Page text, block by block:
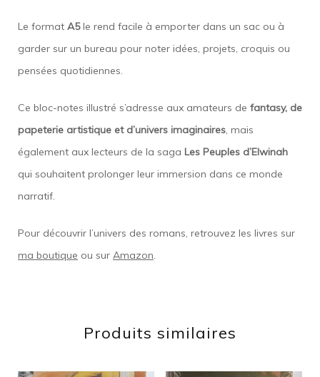
Le format A5le rend facile à emporter dans un sac ou à
garder sur un bureau pour noter idées, projets, croquis ou
pensées quotidiennes.
Ce bloc-notes illustré s’adresse aux amateurs de fantasy, de
papeterie artistique et d’univers imaginaires, mais
également aux lecteurs de la saga Les Peuples d’Elwinah
qui souhaitent prolonger leur immersion dans ce monde
narratif.
Pour découvrir l’univers des romans, retrouvez les livres sur
ma boutique ou sur Amazon.
Produits similaires